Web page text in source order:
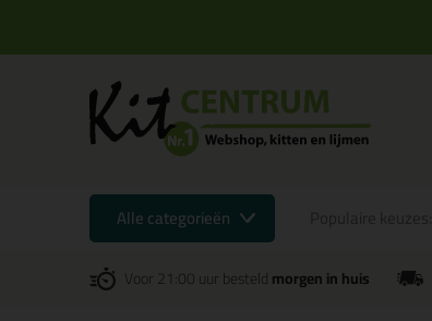
Alle categorieën
Voor 21:00 uur besteldmorgen in huis